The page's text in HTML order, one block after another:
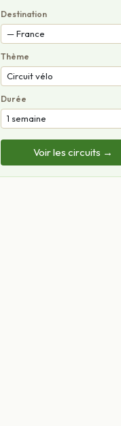
Destination
Thème
Durée
Voir les circuits →